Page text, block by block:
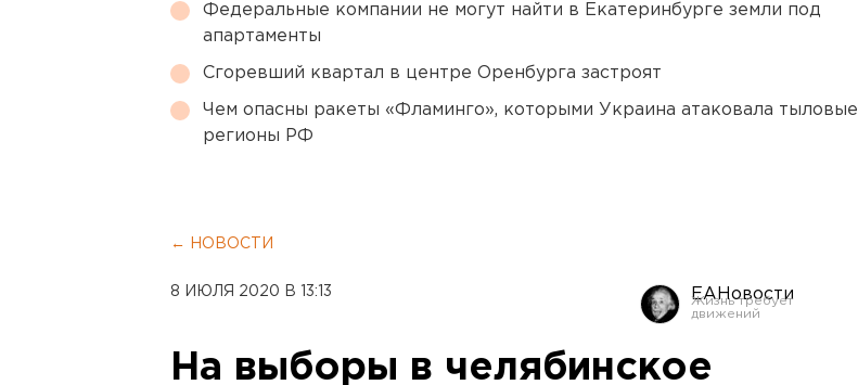
Федеральные компании не могут найти в Екатеринбурге земли под
апартаменты
Сгоревший квартал в центре Оренбурга застроят
Чем опасны ракеты «Фламинго», которыми Украина атаковала тыловые
регионы РФ
← НОВОСТИ
8 ИЮЛЯ 2020 В 13:13 ЕАНовости
На выборы в челябинское